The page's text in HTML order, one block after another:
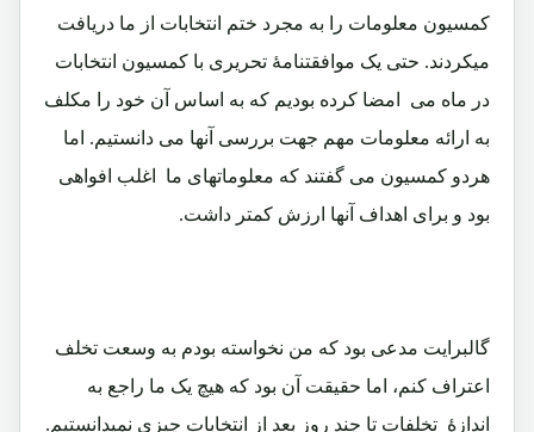
کمسیون معلومات را به مجرد ختم انتخابات از ما دریافت
میکردند. حتی یک موافقتنامۀ تحریری با کمسیون انتخابات
در ماه می امضا کرده بودیم که به اساس آن خود را مکلف
به ارائه معلومات مهم جهت بررسی آنها می دانستیم. اما
هردو کمسیون می گفتند که معلوماتهای ما اغلب افواهی
بود و برای اهداف آنها ارزش کمتر داشت.
گالبرایت مدعی بود که من نخواسته بودم به وسعت تخلف
اعتراف کنم، اما حقیقت آن بود که هیچ یک ما راجع به
اندازۀ تخلفات تا چند روز بعد از انتخابات چیزی نمیدانستیم.